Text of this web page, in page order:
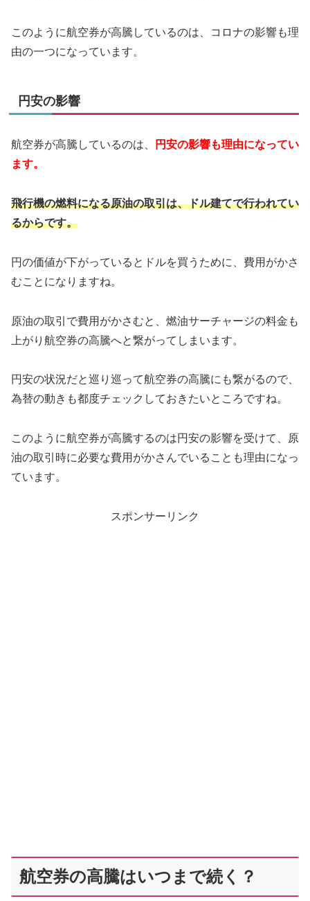
このように航空券が高騰しているのは、コロナの影響も理
由の一つになっています。
円安の影響
航空券が高騰しているのは、
円安の影響も理由になってい
ます。
飛行機の燃料になる原油の取引は、ドル建てで行われてい
るからです。
円の価値が下がっているとドルを買うために、費用がかさ
むことになりますね。
原油の取引で費用がかさむと、燃油サーチャージの料金も
上がり航空券の高騰へと繋がってしまいます。
円安の状況だと巡り巡って航空券の高騰にも繋がるので、
為替の動きも都度チェックしておきたいところですね。
このように航空券が高騰するのは円安の影響を受けて、原
油の取引時に必要な費用がかさんでいることも理由になっ
ています。
スポンサーリンク
航空券の高騰はいつまで続く？